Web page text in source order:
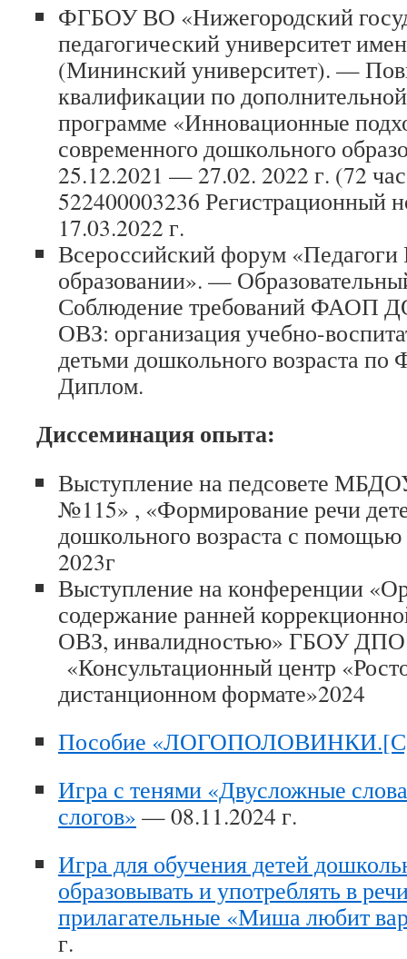
ФГБОУ ВО «Нижегородский
педагогический университет
(Мининский университет). —
квалификации по
программе «Инновационные
современного дошкольного
25.12.2021 — 27.02. 2022 г. (72
522400003236 Регистрационный
17.03.2022 г.
Всероссийский форум «Педагоги
образовании». —
Соблюдение требований ФАОП
ОВЗ: организация учебно-
детьми дошкольного возраста
Диплом.
Диссеминация опыта:
Выступление на педсовете
№115» , «Формирование речи
дошкольного возраста с
2023г
Выступление на конференции
содержание ранней
ОВЗ, инвалидностью» ГБОУ
«Консультационный центр
дистанционном формате»2024
Пособие
Игра с тенями «Двусложные
слогов» — 08.11.2024 г.
Игра для обучения детей
образовывать и употреблять в
прилагательные «Миша любит
г.